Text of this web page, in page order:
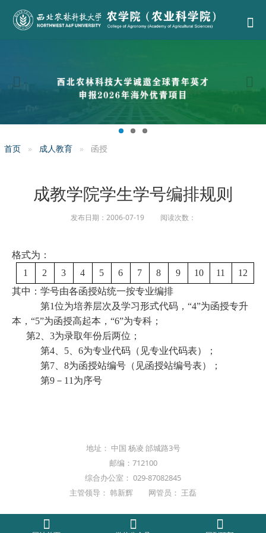
首页 成人教育 函授
成教学院学生学号编排规则
发布日期：2006-07-19 阅读次数：
格式为：
1
2 3 4 5 6 7 8 9 10 11
12
其中：学号由各函授站统一按专业编排
第1位为培养层次及学习形式代码，“4”为函授专升
本，“5”为函授高起本，“6”为专科；
第2 3为录取年份后两位；
第4 5 6为专业代码（见专业代码表）；
第7 8为函授站编号（见函授站编号表）；
第9 － 11 为序号
地址： 中国 杨凌 邰城路3号
邮编：712100
综合办公室： 029-87082845
主管领导： 韩新辉 网管员： 王磊